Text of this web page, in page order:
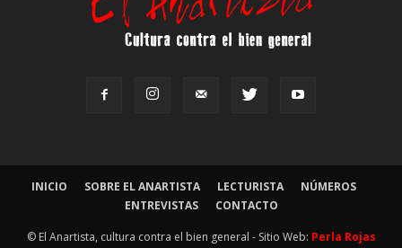
INICIO SOBRE EL ANARTISTA LECTURISTA
NÚMEROS
ENTREVISTAS
CONTACTO
© El Anartista, cultura contra el bien general - Sitio Web: Perla Rojas